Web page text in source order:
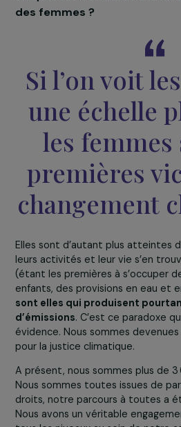
familiale, estimant que les
pour protéger les droits
En 2016, vous avez donc
justice contre l’État
avec une décision de la
droits de l’homme en
nous expliquer les
en quoi elle contribue à
des femmes ?
Si l’on voit
une
les
premières